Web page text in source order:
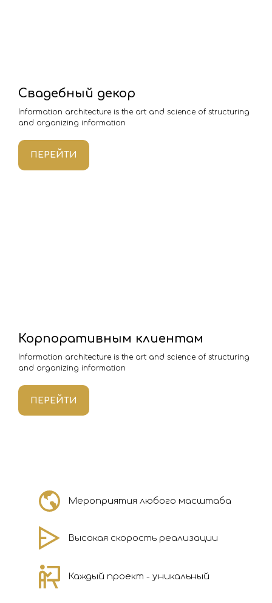
Свадебный декор
Information architecture is the art and science of structuring
and organizing information
ПЕРЕЙТИ
Корпоративным клиентам
Information architecture is the art and science of structuring
and organizing information
ПЕРЕЙТИ
Мероприятия любого масштаба
Каждый проект - уникальный
Высокая скорость реализации